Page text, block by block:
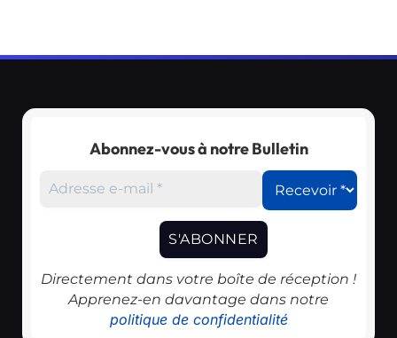
Abonnez-vous à notre Bulletin
Directement dans votre boîte de réception !
Apprenez-en davantage dans notre
politique de confidentialité